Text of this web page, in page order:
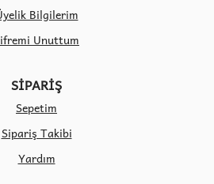
Bilgilerim
Unuttum
SİPARİŞ
Sepetim
Sipariş Takibi
Yardım